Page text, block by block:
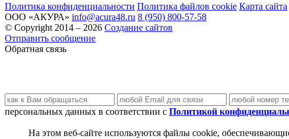
Политика конфиденциальности Политика файлов cookie Карта сайта
ООО «АКУРА» info@acura48.ru 8 (950) 800-57-58
© Copyright 2014 – 2026 Создание сайтов
Отправить сообщение
Обратная связь
персональных данных в соответствии с Политикой
На этом веб-сайте используются файлы cookie,